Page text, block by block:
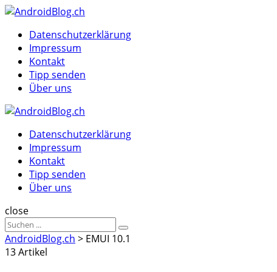
Menu
MenuDatenschutzerklärung
Impressum
Kontakt
Tipp senden
Über uns
Datenschutzerklärung
Impressum
Kontakt
Tipp senden
Über uns
Suche
close
Sucheergebnisse
für
Suche
AndroidBlog.ch > EMUI 10.1
13 Artikel